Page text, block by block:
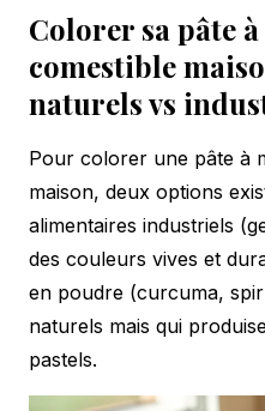
Colorer sa pâte
comestible
naturels vs
Pour colorer une pâte à
maison, deux options
alimentaires industriels
des couleurs vives et
en poudre (curcuma,
naturels mais qui
pastels.